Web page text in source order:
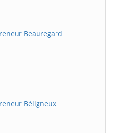
Beauregard
Béligneux